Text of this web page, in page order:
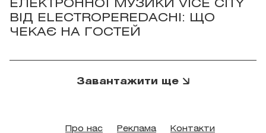
ЕЛЕКТРОННОЇ МУЗИКИ VICE CITY
ВІД ELECTROPEREDACHI: ЩО
ЧЕКАЄ НА ГОСТЕЙ
Завантажити ще
Про нас Реклама Контакти